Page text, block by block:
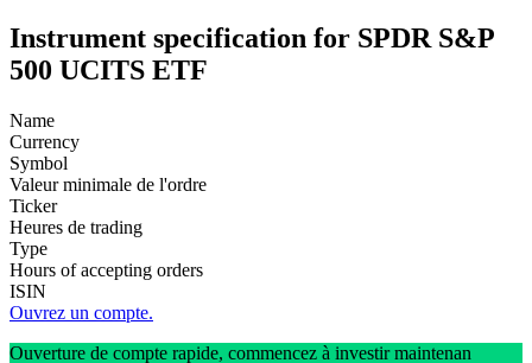
Instrument specification for SPDR S&P
500 UCITS ETF
Name
Currency
Symbol
Valeur minimale de l'ordre
Ticker
Heures de trading
Type
Hours of accepting orders
ISIN
Ouvrez un compte.
Ouverture de compte rapide, commencez à investir maintenan